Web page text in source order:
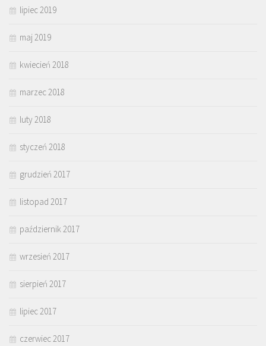
lipiec 2019
maj 2019
kwiecień 2018
marzec 2018
luty 2018
styczeń 2018
grudzień 2017
listopad 2017
październik 2017
wrzesień 2017
sierpień 2017
lipiec 2017
czerwiec 2017